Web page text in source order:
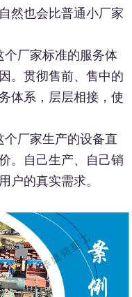
然也会比普通小厂家
个厂家标准的服务体
。贯彻售前、售中的
体系，层层相接，使
厂家生产的设备直
。自己生产、自己销
户的真实需求。